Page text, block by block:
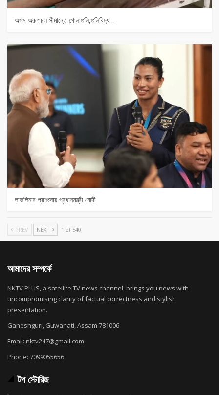
অসম-অরুণাচল সীমান্তে গোলাগুলি,গুলিবিদ্ধ…
লাভলিনার প্রশংসায় প্রধানমন্ত্রী মোদী
PREV NEXT 1 of 540
আমাদের সম্পর্কে
NKTV PLUS, a satellite TV news channel, brings you news with
uncompromising clarity of factual correctness and stylish
presentation.
Ganeshguri, Guwahati, Assam 781006
Email: nktv247@gmail.com
Phone: 7099055656
টপ স্টোরিজ